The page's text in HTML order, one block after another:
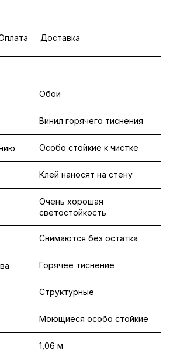
Доставка
Обои
Винил горячего тиснения
Особо стойкие к чистке
Клей наносят на стену
Очень хорошая
светостойкость
Снимаются без остатка
Горячее тиснение
Структурные
Моющиеся особо стойкие
1,06 м